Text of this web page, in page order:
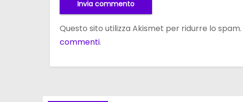
Questo sito utilizza Akismet per ridurre lo spam.
commenti.